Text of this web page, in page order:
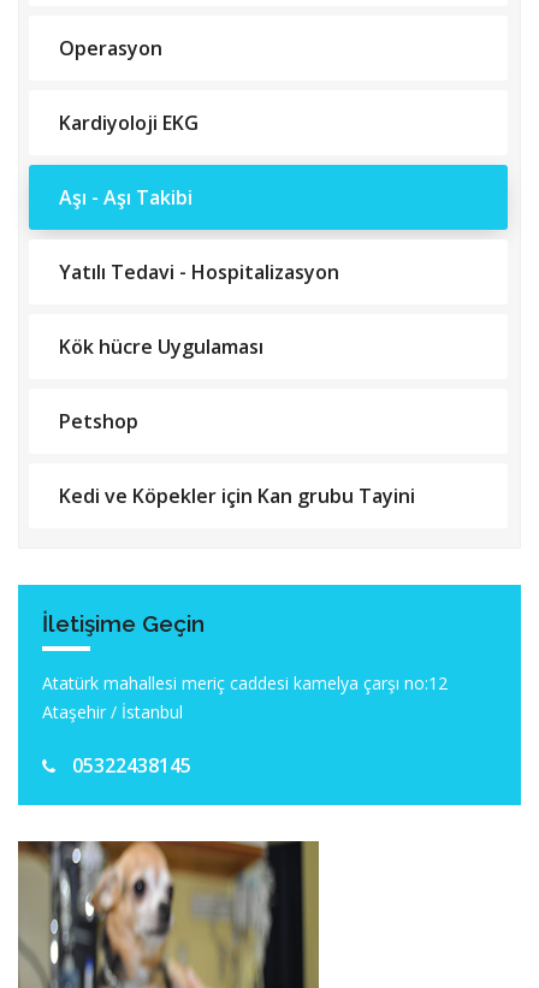
Operasyon
Kardiyoloji EKG
Aşı - Aşı Takibi
Yatılı Tedavi - Hospitalizasyon
Kök hücre Uygulaması
Petshop
Kedi ve Köpekler için Kan grubu Tayini
İletişime Geçin
Atatürk mahallesi meriç caddesi kamelya çarşı no:12
Ataşehir / İstanbul
05322438145